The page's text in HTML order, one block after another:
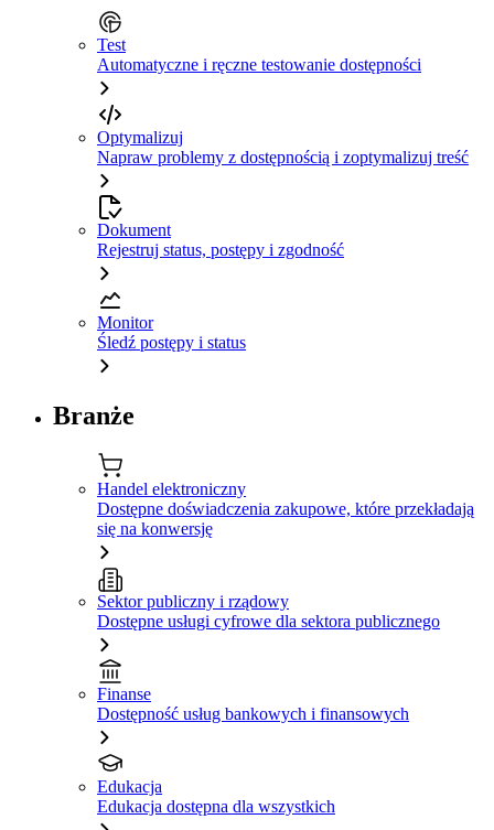
Test
Automatyczne i ręczne testowanie dostępności
Optymalizuj
Napraw problemy z dostępnością i zoptymalizuj treść
Dokument
Rejestruj status, postępy i zgodność
Monitor
Śledź postępy i status
Branże
Handel elektroniczny
Dostępne doświadczenia zakupowe, które przekładają
się na konwersję
Sektor publiczny i rządowy
Dostępne usługi cyfrowe dla sektora publicznego
Finanse
Dostępność usług bankowych i finansowych
Edukacja
Edukacja dostępna dla wszystkich